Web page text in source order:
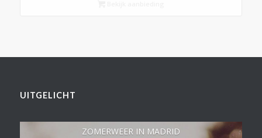
UITGELICHT
ZOMERWEER IN MADRID